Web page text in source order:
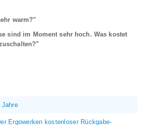
warm?"
sind im Moment sehr hoch. Was kostet
Jahre
Ergowerken kostenloser Rückgabe-